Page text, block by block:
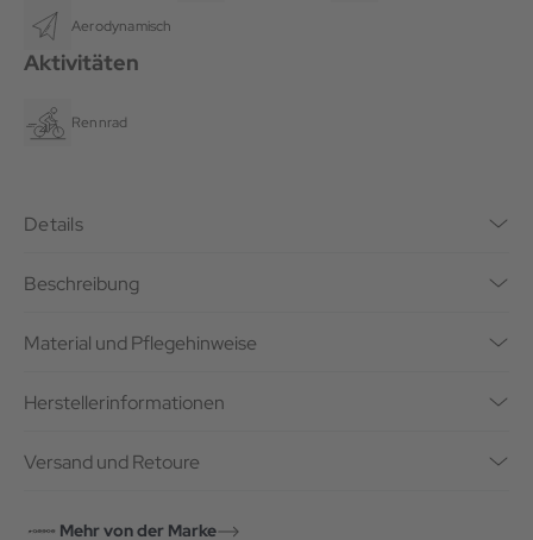
Aerodynamisch
Aktivitäten
Rennrad
Details
Beschreibung
Material und Pflegehinweise
Herstellerinformationen
Versand und Retoure
Mehr von der Marke